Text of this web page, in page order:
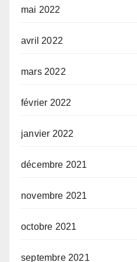
mai 2022
avril 2022
mars 2022
février 2022
janvier 2022
décembre 2021
novembre 2021
octobre 2021
septembre 2021